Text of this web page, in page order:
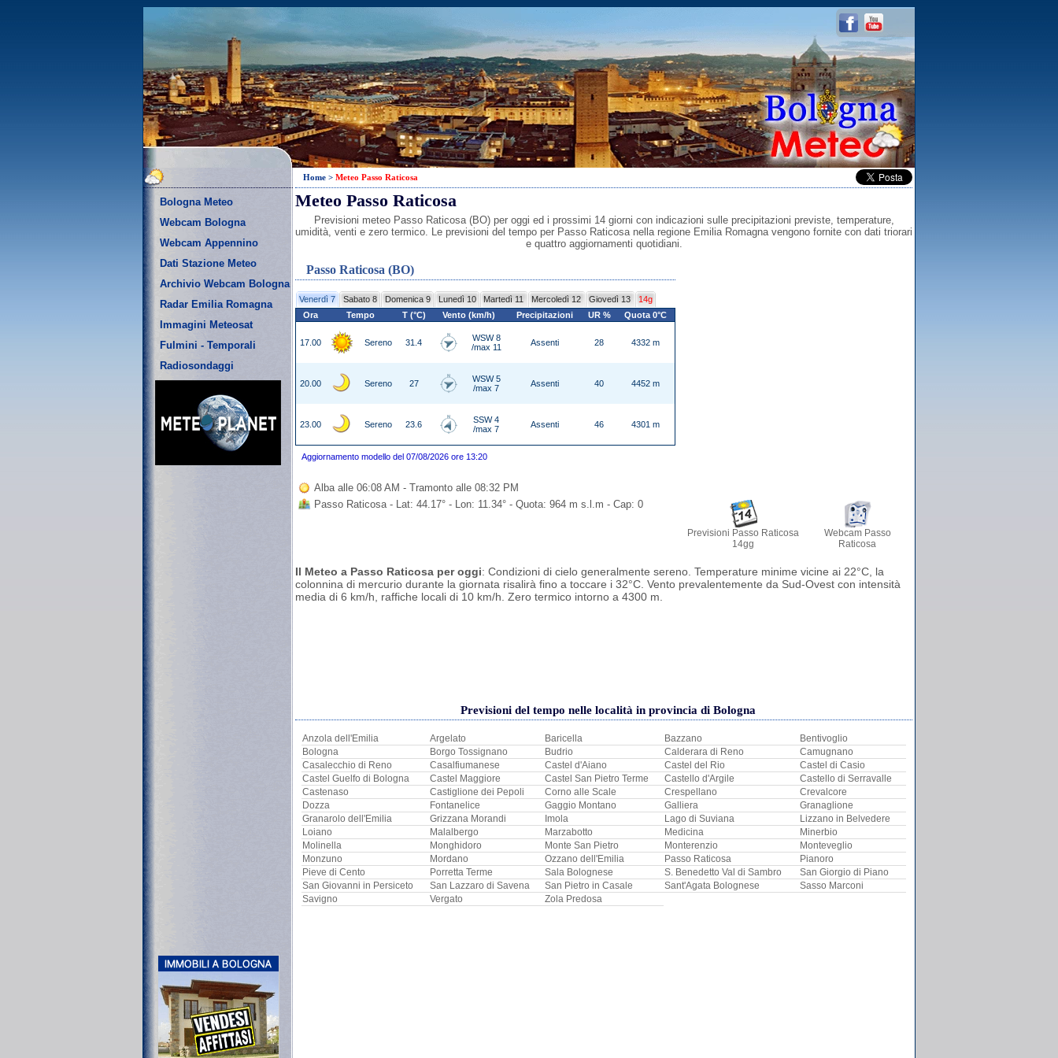
Bologna Meteo
Webcam Bologna
Webcam Appennino
Dati Stazione Meteo
Archivio Webcam Bologna
Radar Emilia Romagna
Immagini Meteosat
Fulmini - Temporali
Radiosondaggi
Home > Meteo Passo Raticosa
Meteo Passo Raticosa
Previsioni meteo Passo Raticosa (BO) per oggi ed i prossimi 14 giorni con indicazioni sulle precipitazioni previste, temperature,
umidità, venti e zero termico. Le previsioni del tempo per Passo Raticosa nella regione Emilia Romagna vengono fornite con dati triorari
e quattro aggiornamenti quotidiani.
Passo Raticosa (BO)
Venerdì 7 Sabato 8 Domenica 9 Lunedì 10 Martedì 11 Mercoledì 12 Giovedì 13
14g
Ora
Tempo T (°C) Vento (km/h) Precipitazioni UR % Quota 0°C
17.00 Sereno 31.4
WSW 8
/max 11
Assenti 28 4332 m
20.00 Sereno 27
WSW 5
/max 7
Assenti 40 4452 m
23.00 Sereno 23.6
SSW 4
/max 7
Assenti 46 4301 m
Aggiornamento modello del 07/08/2026 ore 13:20
Alba alle 06:08 AM - Tramonto alle 08:32 PM
Passo Raticosa - Lat: 44.17° - Lon: 11.34° - Quota: 964 m s.l.m - Cap: 0
Previsioni Passo Raticosa
14gg
Webcam Passo
Raticosa
Il Meteo a Passo Raticosa per oggi: Condizioni di cielo generalmente sereno. Temperature minime vicine ai 22°C, la
colonnina di mercurio durante la giornata risalirà fino a toccare i 32°C. Vento prevalentemente da Sud-Ovest con intensità
media di 6 km/h, raffiche locali di 10 km/h. Zero termico intorno a 4300 m.
Previsioni del tempo nelle località in provincia di Bologna
Anzola dell'Emilia Argelato Baricella Bazzano
Bentivoglio
Bologna
Borgo Tossignano Budrio Calderara di Reno
Camugnano
Casalecchio di Reno
Casalfiumanese Castel d'Aiano Castel del Rio
Castel di Casio
Castel Guelfo di Bologna
Castel Maggiore Castel San Pietro Terme Castello d'Argile
Castello di Serravalle
Castenaso
Castiglione dei Pepoli Corno alle Scale Crespellano
Crevalcore
Dozza
Fontanelice Gaggio Montano Galliera
Granaglione
Granarolo dell'Emilia
Grizzana Morandi Imola Lago di Suviana
Lizzano in Belvedere
Loiano
Malalbergo Marzabotto Medicina
Minerbio
Molinella
Monghidoro Monte San Pietro Monterenzio
Monteveglio
Monzuno
Mordano Ozzano dell'Emilia Passo Raticosa
Pianoro
Pieve di Cento
Porretta Terme Sala Bolognese S. Benedetto Val di Sambro
San Giorgio di Piano
San Giovanni in Persiceto
San Lazzaro di Savena San Pietro in Casale Sant'Agata Bolognese
Sasso Marconi
Savigno
Vergato Zola Predosa